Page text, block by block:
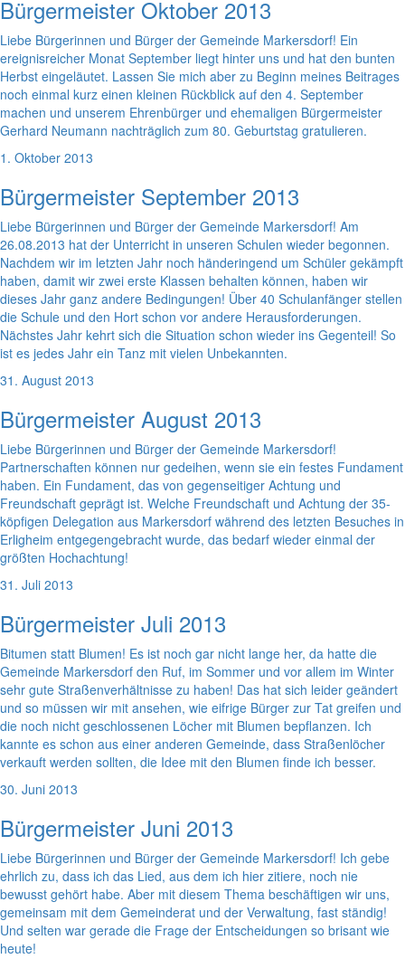
Bürgermeister Oktober 2013
Liebe Bürgerinnen und Bürger der Gemeinde Markersdorf! Ein
ereignisreicher Monat September liegt hinter uns und hat den bunten
Herbst eingeläutet. Lassen Sie mich aber zu Beginn meines Beitrages
noch einmal kurz einen kleinen Rückblick auf den 4. September
machen und unserem Ehrenbürger und ehemaligen Bürgermeister
Gerhard Neumann nachträglich zum 80. Geburtstag gratulieren.
1. Oktober 2013
Bürgermeister September 2013
Liebe Bürgerinnen und Bürger der Gemeinde Markersdorf! Am
26.08.2013 hat der Unterricht in unseren Schulen wieder begonnen.
Nachdem wir im letzten Jahr noch händeringend um Schüler gekämpft
haben, damit wir zwei erste Klassen behalten können, haben wir
dieses Jahr ganz andere Bedingungen! Über 40 Schulanfänger stellen
die Schule und den Hort schon vor andere Herausforderungen.
Nächstes Jahr kehrt sich die Situation schon wieder ins Gegenteil! So
ist es jedes Jahr ein Tanz mit vielen Unbekannten.
31. August 2013
Bürgermeister August 2013
Liebe Bürgerinnen und Bürger der Gemeinde Markersdorf!
Partnerschaften können nur gedeihen, wenn sie ein festes Fundament
haben. Ein Fundament, das von gegenseitiger Achtung und
Freundschaft geprägt ist. Welche Freundschaft und Achtung der 35-
köpfigen Delegation aus Markersdorf während des letzten Besuches in
Erligheim entgegengebracht wurde, das bedarf wieder einmal der
größten Hochachtung!
31. Juli 2013
Bürgermeister Juli 2013
Bitumen statt Blumen! Es ist noch gar nicht lange her, da hatte die
Gemeinde Markersdorf den Ruf, im Sommer und vor allem im Winter
sehr gute Straßenverhältnisse zu haben! Das hat sich leider geändert
und so müssen wir mit ansehen, wie eifrige Bürger zur Tat greifen und
die noch nicht geschlossenen Löcher mit Blumen bepflanzen. Ich
kannte es schon aus einer anderen Gemeinde, dass Straßenlöcher
verkauft werden sollten, die Idee mit den Blumen finde ich besser.
30. Juni 2013
Bürgermeister Juni 2013
Liebe Bürgerinnen und Bürger der Gemeinde Markersdorf! Ich gebe
ehrlich zu, dass ich das Lied, aus dem ich hier zitiere, noch nie
bewusst gehört habe. Aber mit diesem Thema beschäftigen wir uns,
gemeinsam mit dem Gemeinderat und der Verwaltung, fast ständig!
Und selten war gerade die Frage der Entscheidungen so brisant wie
heute!